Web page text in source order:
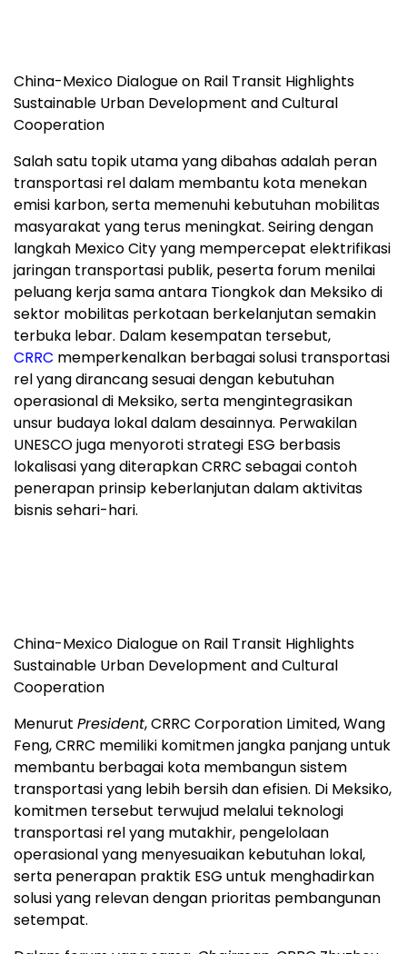
China-Mexico Dialogue on Rail Transit Highlights
Sustainable Urban Development and Cultural
Cooperation
Salah satu topik utama yang dibahas adalah peran
transportasi rel dalam membantu kota menekan
emisi karbon, serta memenuhi kebutuhan mobilitas
masyarakat yang terus meningkat. Seiring dengan
langkah Mexico City yang mempercepat elektrifikasi
jaringan transportasi publik, peserta forum menilai
peluang kerja sama antara Tiongkok dan Meksiko di
sektor mobilitas perkotaan berkelanjutan semakin
terbuka lebar. Dalam kesempatan tersebut,
CRRC memperkenalkan berbagai solusi transportasi
rel yang dirancang sesuai dengan kebutuhan
operasional di Meksiko, serta mengintegrasikan
unsur budaya lokal dalam desainnya. Perwakilan
UNESCO juga menyoroti strategi ESG berbasis
lokalisasi yang diterapkan CRRC sebagai contoh
penerapan prinsip keberlanjutan dalam aktivitas
bisnis sehari-hari.
China-Mexico Dialogue on Rail Transit Highlights
Sustainable Urban Development and Cultural
Cooperation
Menurut President, CRRC Corporation Limited, Wang
Feng, CRRC memiliki komitmen jangka panjang untuk
membantu berbagai kota membangun sistem
transportasi yang lebih bersih dan efisien. Di Meksiko,
komitmen tersebut terwujud melalui teknologi
transportasi rel yang mutakhir, pengelolaan
operasional yang menyesuaikan kebutuhan lokal,
serta penerapan praktik ESG untuk menghadirkan
solusi yang relevan dengan prioritas pembangunan
setempat.